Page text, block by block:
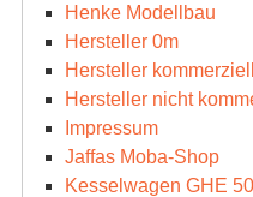
Henke Modellbau
Hersteller 0m
Hersteller kommerziell
Hersteller nicht
Impressum
Jaffas Moba-Shop
Kesselwagen GHE